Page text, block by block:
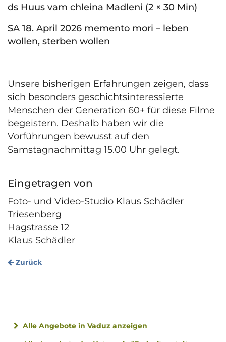
ds Huus vam chleina Madleni (2 × 30 Min)
SA 18. April 2026 memento mori – leben
wollen, sterben wollen
Unsere bisherigen Erfahrungen zeigen, dass
sich besonders geschichtsinteressierte
Menschen der Generation 60+ für diese Filme
begeistern. Deshalb haben wir die
Vorführungen bewusst auf den
Samstagnachmittag 15.00 Uhr gelegt.
Eingetragen von
Foto- und Video-Studio Klaus Schädler
Triesenberg
Hagstrasse 12
Klaus Schädler
Zurück
Alle Angebote in Vaduz anzeigen